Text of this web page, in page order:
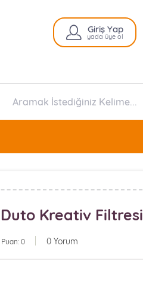
Giriş Yap
yada üye ol
Kreativ Filtresi
Puan: 0 0 Yorum